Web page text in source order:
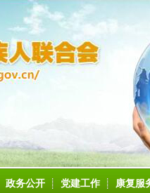
政务公开 党建工作 康复服